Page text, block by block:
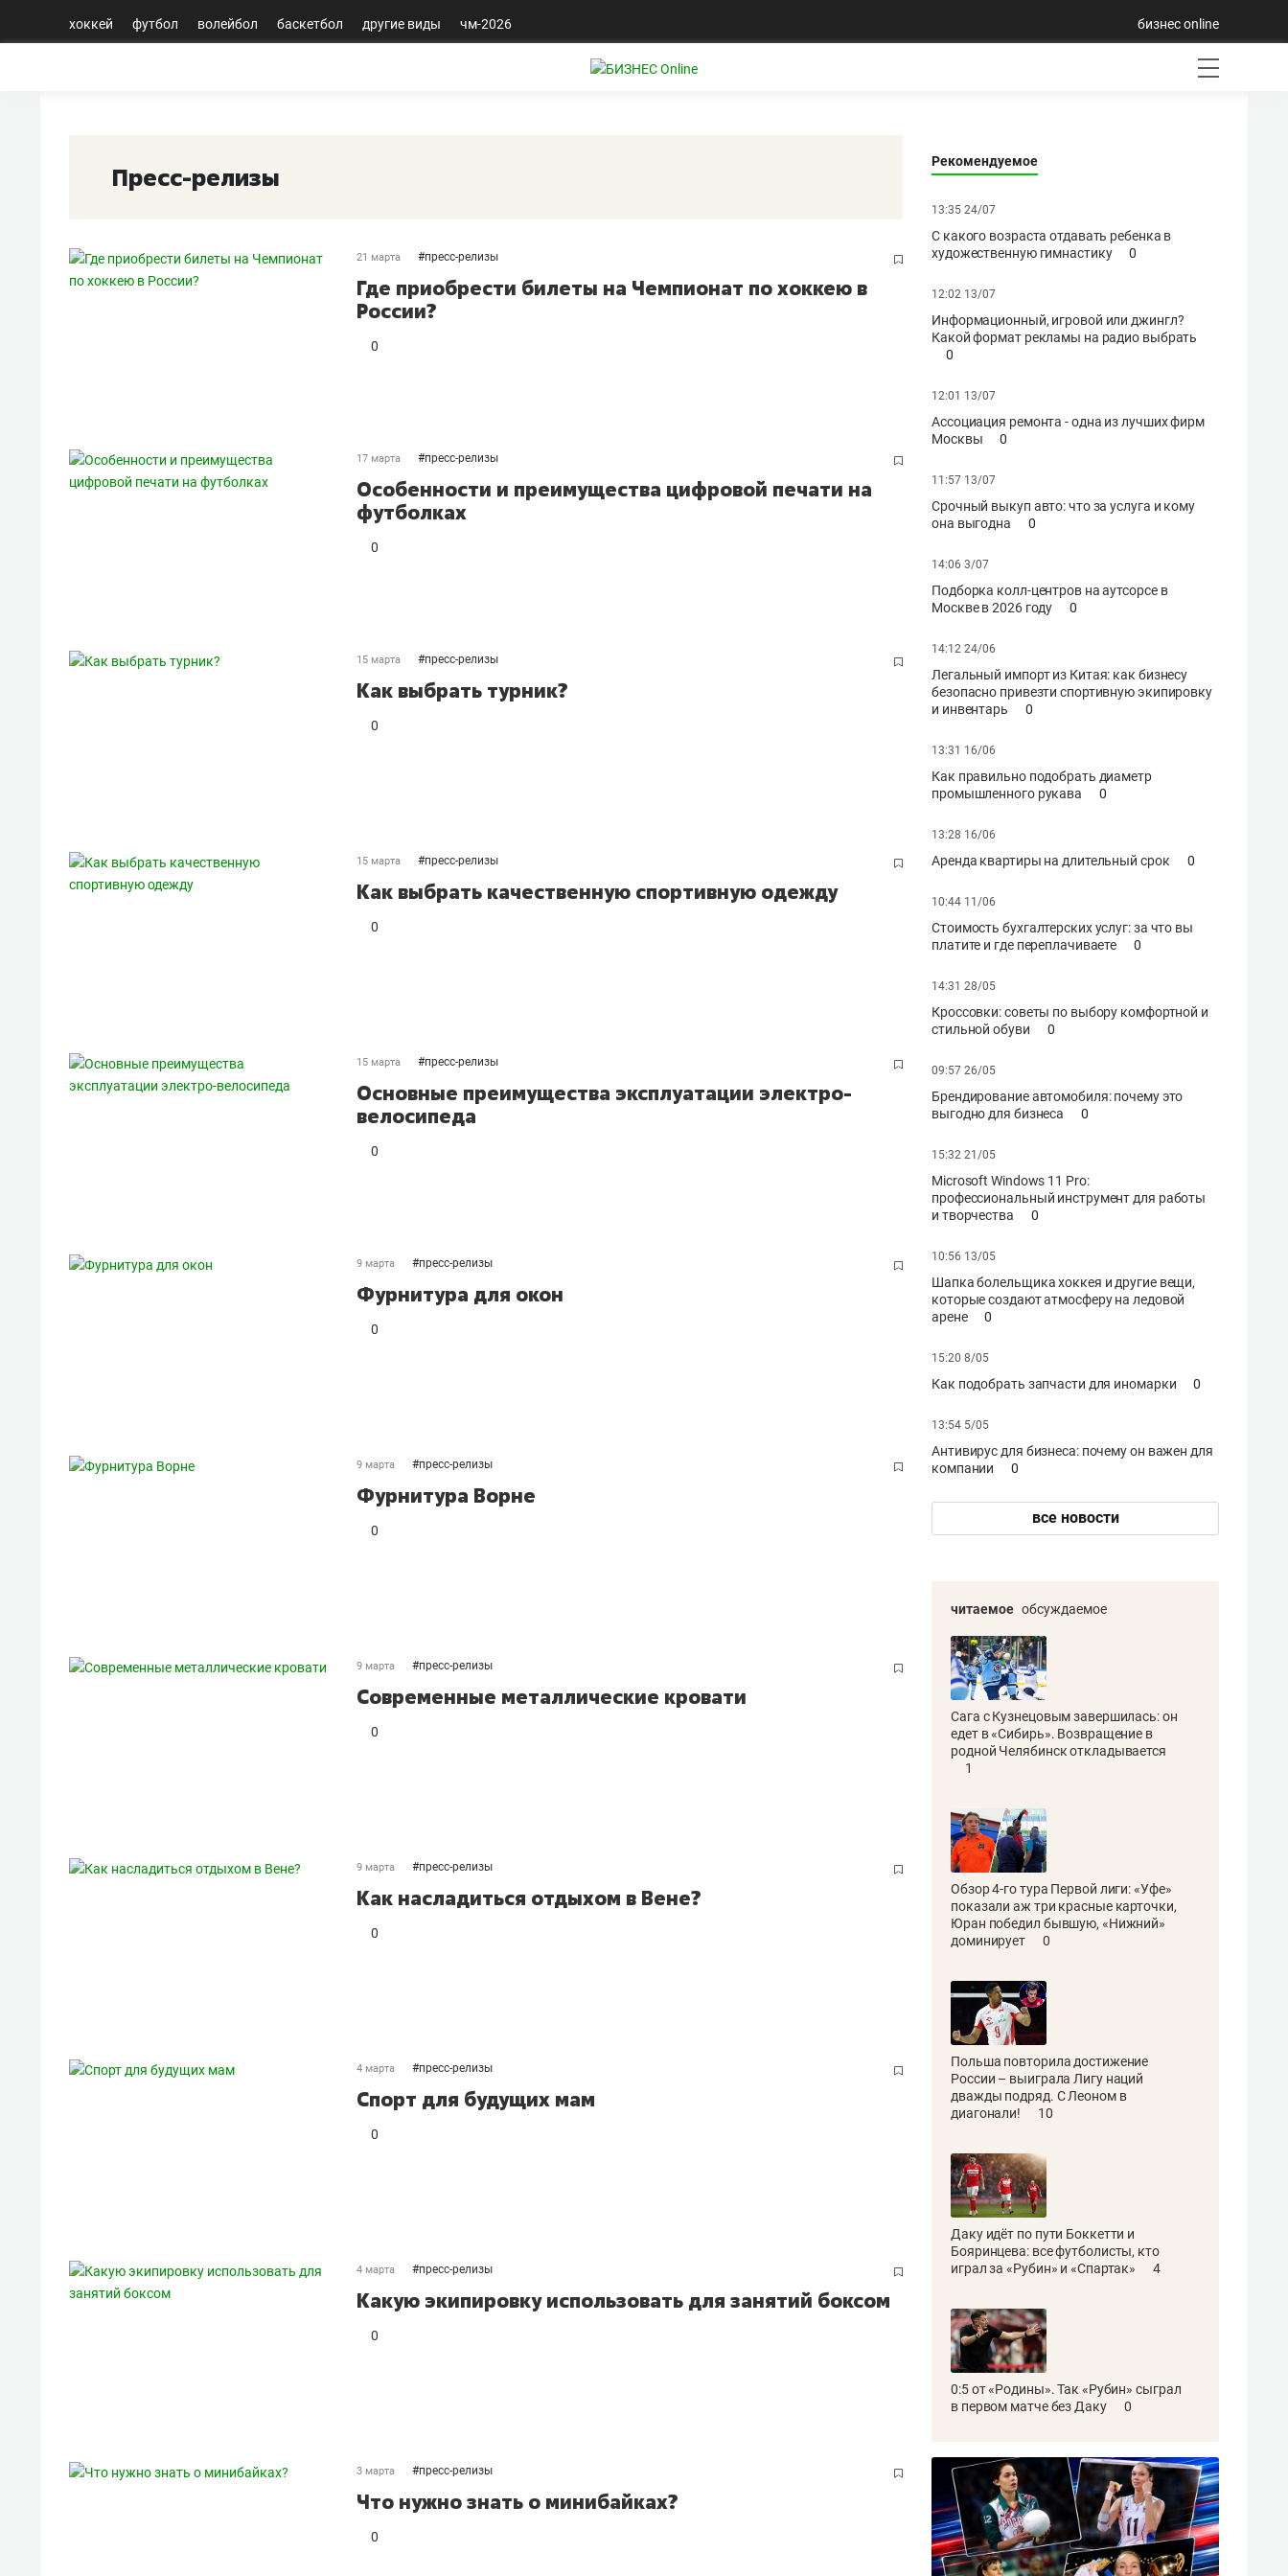
хоккей футбол волейбол баскетбол другие виды чм-2026 бизнес online
Пресс-релизы
21 марта #пресс-релизы
Где приобрести билеты на Чемпионат по хоккею в
России?
0
17 марта #пресс-релизы
Особенности и преимущества цифровой печати на
футболках
0
15 марта #пресс-релизы
Как выбрать турник?
0
15 марта #пресс-релизы
Как выбрать качественную спортивную одежду
0
15 марта #пресс-релизы
Основные преимущества эксплуатации электро-
велосипеда
0
9 марта #пресс-релизы
Фурнитура для окон
0
9 марта #пресс-релизы
Фурнитура Ворне
0
9 марта #пресс-релизы
Современные металлические кровати
0
9 марта #пресс-релизы
Как насладиться отдыхом в Вене?
0
4 марта #пресс-релизы
Спорт для будущих мам
0
4 марта #пресс-релизы
Какую экипировку использовать для занятий боксом
0
3 марта #пресс-релизы
Что нужно знать о минибайках?
0
Рекомендуемое
13:35 24/07
С какого возраста отдавать ребенка в
художественную гимнастику
0
12:02 13/07
Информационный, игровой или джингл?
Какой формат рекламы на радио выбрать
0
12:01 13/07
Ассоциация ремонта - одна из лучших фирм
Москвы
0
11:57 13/07
Срочный выкуп авто: что за услуга и кому
она выгодна
0
14:06 3/07
Подборка колл-центров на аутсорсе в
Москве в 2026 году
0
14:12 24/06
Легальный импорт из Китая: как бизнесу
безопасно привезти спортивную экипировку
и инвентарь
0
13:31 16/06
Как правильно подобрать диаметр
промышленного рукава
0
13:28 16/06
Аренда квартиры на длительный срок 0
10:44 11/06
Стоимость бухгалтерских услуг: за что вы
платите и где переплачиваете
0
14:31 28/05
Кроссовки: советы по выбору комфортной и
стильной обуви
0
09:57 26/05
Брендирование автомобиля: почему это
выгодно для бизнеса
0
15:32 21/05
Microsoft Windows 11 Pro:
профессиональный инструмент для работы
и творчества
0
10:56 13/05
Шапка болельщика хоккея и другие вещи,
которые создают атмосферу на ледовой
арене
0
15:20 8/05
Как подобрать запчасти для иномарки 0
13:54 5/05
Антивирус для бизнеса: почему он важен для
компании
0
все новости
читаемое обсуждаемое
Сага с Кузнецовым завершилась: он
едет в «Сибирь». Возвращение в
родной Челябинск откладывается
1
Обзор 4-го тура Первой лиги: «Уфе»
показали аж три красные карточки,
Юран победил бывшую, «Нижний»
доминирует
0
Польша повторила достижение
России – выиграла Лигу наций
дважды подряд. С Леоном в
диагонали!
10
Даку идёт по пути Боккетти и
Бояринцева: все футболисты, кто
играл за «Рубин» и «Спартак»
4
0:5 от «Родины». Так «Рубин» сыграл
в первом матче без Даку
0